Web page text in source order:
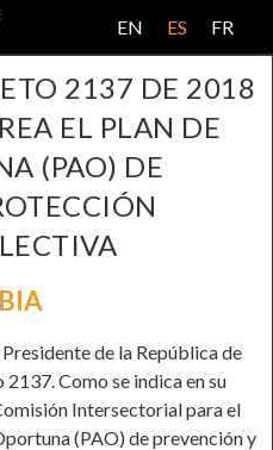
EN ES FR
2137 DE 2018
EL PLAN DE
(PAO) DE
de la República de
Como se indica en su
Intersectorial para el
(PAO) de prevención y